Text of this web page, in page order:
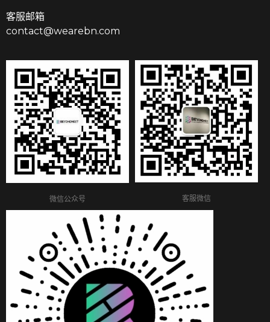
客服邮箱
contact@wearebn.com
微信公众号 客服微信